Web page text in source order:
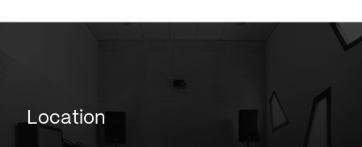
Location